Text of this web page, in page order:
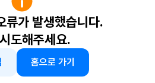
류가 발생했습니다.
도해주세요.
홈으로 가기